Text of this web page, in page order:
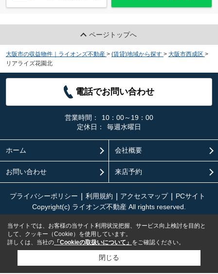
ページトップへ
大阪市の収益物件｜ライオンズ不動産 > (賃貸)地域から探す > 大阪市西成区 >
リアライズ花園北
電話でお問い合わせ
営業時間：
10：00～19：00
定休日：
毎週水曜日
ホーム 会社概要
お問い合わせ 来店予約
プライバシーポリシー 利用規約 アクセスマップ
PCサイト
Copyright(c) ライオンズ不動産 All rights reserved.
当サイトでは、お客様の当サイト利用状況把握、サービス向上検討を目的と
して、クッキー（Cookie）を使用しています。
詳しくは、当社の 「Cookieの取扱いについて」 をご確認ください。
閉じる